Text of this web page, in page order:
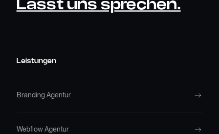
Lasst uns sprechen.
Leistungen
Branding Agentur
Webflow Agentur